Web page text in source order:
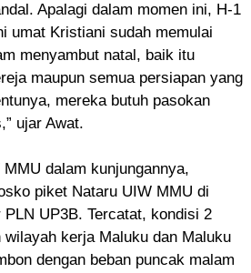
Apalagi dalam momen ini, H-1
umat Kristiani sudah memulai
menyambut natal, baik itu
maupun semua persiapan yang
mereka butuh pasokan
ujar Awat.
dalam kunjungannya,
piket Nataru UIW MMU di
UP3B. Tercatat, kondisi 2
kerja Maluku dan Maluku
dengan beban puncak malam